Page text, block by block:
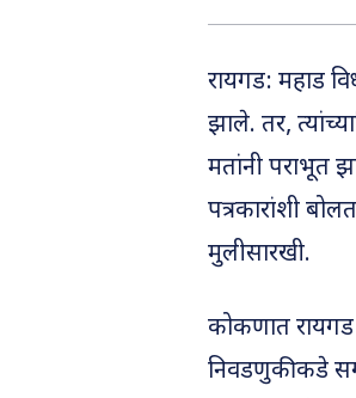
रायगड: महाड
झाले. तर,
मतांनी पराभूत
पत्रकारांशी
मुलीसारखी.
कोकणात रायगड
निवडणुकीकडे